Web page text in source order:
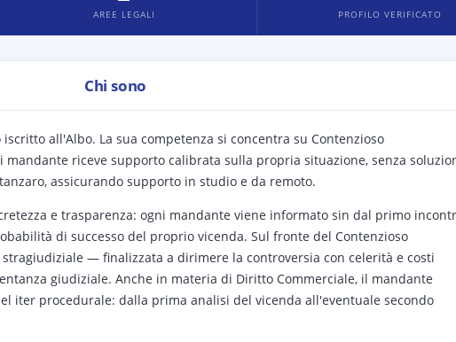
AREE LEGALI PROFILO VERIFICATO
Chi sono
all'Albo. La sua competenza si concentra su Contenzioso
riceve supporto calibrata sulla propria situazione, senza
assicurando supporto in studio e da remoto.
e trasparenza: ogni mandante viene informato sin dal primo
di successo del proprio vicenda. Sul fronte del Contenzioso
— finalizzata a dirimere la controversia con celerità e costi
giudiziale. Anche in materia di Diritto Commerciale, il mandante
iter procedurale: dalla prima analisi del vicenda all'eventuale secondo